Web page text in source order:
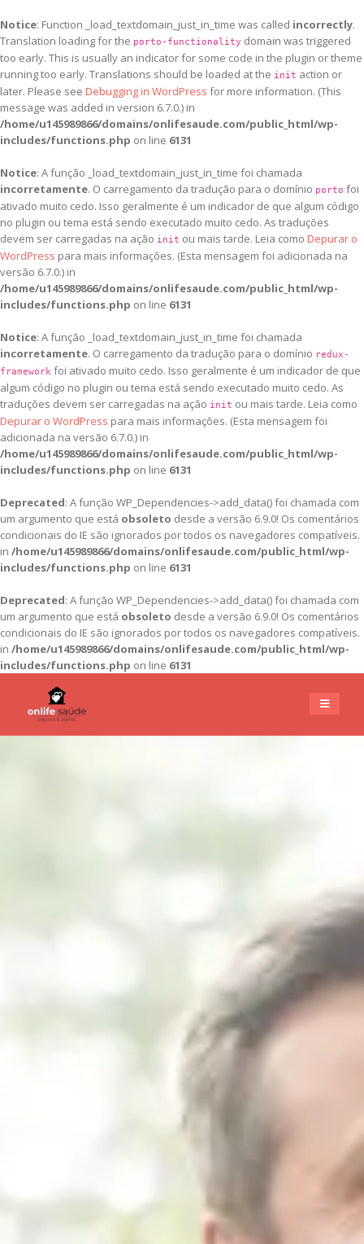
Notice: Function _load_textdomain_just_in_time was called incorrectly.
Translation loading for the porto-functionality domain was triggered
too early. This is usually an indicator for some code in the plugin or theme
running too early. Translations should be loaded at the init action or
later. Please see Debugging in WordPress for more information. (This
message was added in version 6.7.0.) in
/home/u145989866/domains/onlifesaude.com/public_html/wp-
includes/functions.php on line 6131
Notice: A função _load_textdomain_just_in_time foi chamada
incorretamente. O carregamento da tradução para o domínio porto foi
ativado muito cedo. Isso geralmente é um indicador de que algum código
no plugin ou tema está sendo executado muito cedo. As traduções
devem ser carregadas na ação init ou mais tarde. Leia como Depurar o
WordPress para mais informações. (Esta mensagem foi adicionada na
versão 6.7.0.) in
/home/u145989866/domains/onlifesaude.com/public_html/wp-
includes/functions.php on line 6131
Notice: A função _load_textdomain_just_in_time foi chamada
incorretamente. O carregamento da tradução para o domínio redux-
framework foi ativado muito cedo. Isso geralmente é um indicador de que
algum código no plugin ou tema está sendo executado muito cedo. As
traduções devem ser carregadas na ação init ou mais tarde. Leia como
Depurar o WordPress para mais informações. (Esta mensagem foi
adicionada na versão 6.7.0.) in
/home/u145989866/domains/onlifesaude.com/public_html/wp-
includes/functions.php on line 6131
Deprecated: A função WP_Dependencies->add_data() foi chamada com
um argumento que está obsoleto desde a versão 6.9.0! Os comentários
condicionais do IE são ignorados por todos os navegadores compatíveis.
in /home/u145989866/domains/onlifesaude.com/public_html/wp-
includes/functions.php on line 6131
Deprecated: A função WP_Dependencies->add_data() foi chamada com
um argumento que está obsoleto desde a versão 6.9.0! Os comentários
condicionais do IE são ignorados por todos os navegadores compatíveis.
in /home/u145989866/domains/onlifesaude.com/public_html/wp-
includes/functions.php on line 6131